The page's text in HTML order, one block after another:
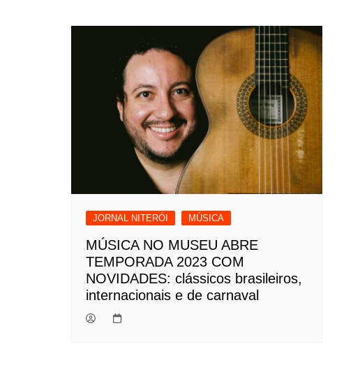
JORNAL NITERÓI MÚSICA
MÚSICA NO MUSEU ABRE
TEMPORADA 2023 COM
NOVIDADES: clássicos brasileiros,
internacionais e de carnaval